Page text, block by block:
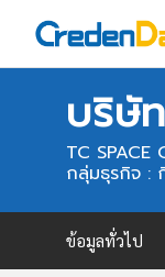
บริษั
TC SPACE
กลุ่มธุรกิจ :
ข้อมูลทั่วไป